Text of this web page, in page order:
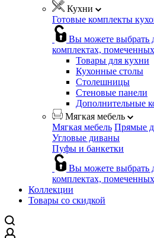
Кухни
Готовые комплекты
Вы можете выбрать
комплектах,
Товары для кухни
Кухонные столы
Столешницы
Стеновые панели
Дополнительные
Мягкая мебель
Мягкая мебель Прямые
Угловые диваны
Пуфы и банкетки
Вы можете выбрать
комплектах,
Коллекции
Товары со скидкой